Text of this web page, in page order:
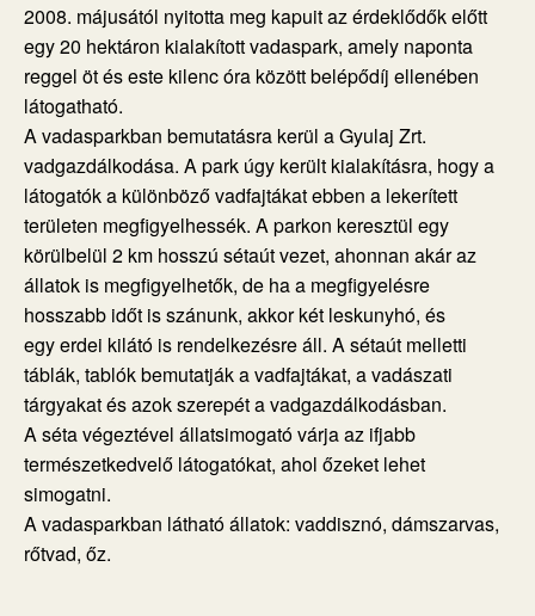
2008. májusától nyitotta meg kapuit az érdeklődők előtt
egy 20 hektáron kialakított vadaspark, amely naponta
reggel öt és este kilenc óra között belépődíj ellenében
látogatható.
A vadasparkban bemutatásra kerül a Gyulaj Zrt.
vadgazdálkodása. A park úgy került kialakításra, hogy a
látogatók a különböző vadfajtákat ebben a lekerített
területen megfigyelhessék. A parkon keresztül egy
körülbelül 2 km hosszú sétaút vezet, ahonnan akár az
állatok is megfigyelhetők, de ha a megfigyelésre
hosszabb időt is szánunk, akkor két leskunyhó, és
egy erdei kilátó is rendelkezésre áll. A sétaút melletti
táblák, tablók bemutatják a vadfajtákat, a vadászati
tárgyakat és azok szerepét a vadgazdálkodásban.
A séta végeztével állatsimogató várja az ifjabb
természetkedvelő látogatókat, ahol őzeket lehet
simogatni.
A vadasparkban látható állatok: vaddisznó, dámszarvas,
rőtvad, őz.